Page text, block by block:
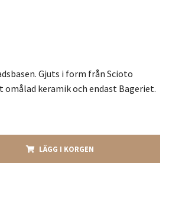
Gjuts i form från Scioto
omålad keramik och endast Bageriet.
LÄGG I KORGEN